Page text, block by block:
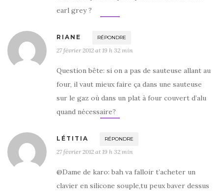
earl grey ?
RIANE RÉPONDRE
27 février 2012 at 19 h 32 min
Question bête: si on a pas de sauteuse allant au
four, il vaut mieux faire ça dans une sauteuse
sur le gaz où dans un plat à four couvert d’alu
quand nécessaire?
LÉTITIA RÉPONDRE
27 février 2012 at 19 h 32 min
@Dame de karo: bah va falloir t’acheter un
clavier en silicone souple,tu peux baver dessus